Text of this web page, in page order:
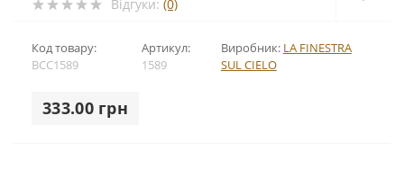
Відгуки: (0)
Код товару:
BCC1589
Артикул:
1589
Виробник: LA FINESTRA
SUL CIELO
333.00 грн